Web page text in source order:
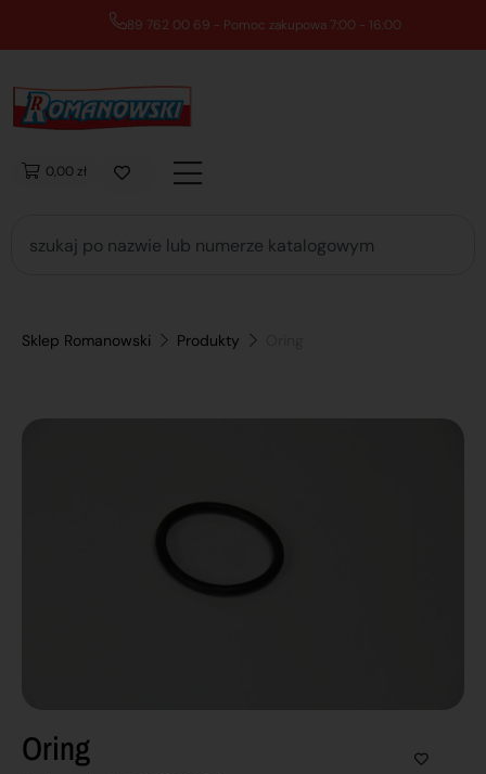
89 762 00 69 - Pomoc zakupowa 7:00 - 16:00
0,00 zł
Sklep Romanowski Produkty
Oring